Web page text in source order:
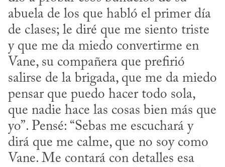
abuela de los que habló el primer día
de clases; le diré que me siento triste
y que me da miedo convertirme en
Vane, su compañera que prefirió
salirse de la brigada, que me da miedo
pensar que puedo hacer todo sola,
que nadie hace las cosas bien más que
yo”. Pensé: “Sebas me escuchará y
dirá que me calme, que no soy como
Vane. Me contará con detalles esa